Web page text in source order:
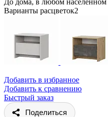
Варианты расцветок2
Добавить в избранное
Добавить к сравнению
Быстрый заказ
Поделиться